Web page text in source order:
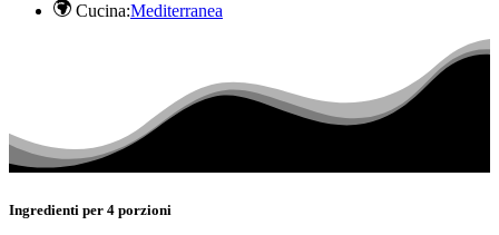
Cucina:Mediterranea
Ingredienti per 4 porzioni